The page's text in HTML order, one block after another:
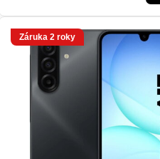
Záruka 2 roky